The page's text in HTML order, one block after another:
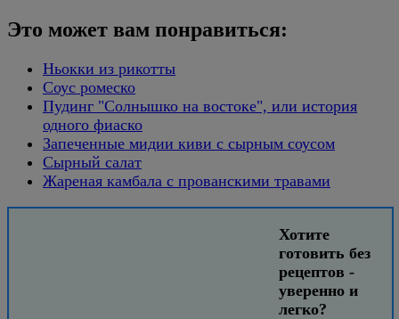
Это может вам понравиться:
Ньокки из рикотты
Соус ромеско
Пудинг "Солнышко на востоке", или история
одного фиаско
Запеченные мидии киви с сырным соусом
Сырный салат
Жареная камбала с прованскими травами
Хотите
готовить без
рецептов -
уверенно и
легко?